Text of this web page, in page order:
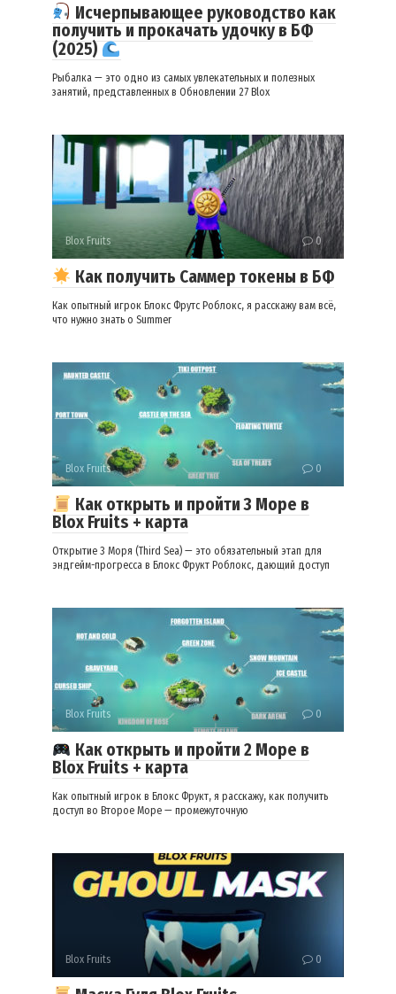
Исчерпывающее руководство как
получить и прокачать удочку в БФ
(2025)
Рыбалка — это одно из самых увлекательных и полезных
занятий, представленных в Обновлении 27 Blox
Blox Fruits 0
Как получить Саммер токены в БФ
Как опытный игрок Блокс Фрутс Роблокс, я расскажу вам всё,
что нужно знать о Summer
Blox Fruits 0
Как открыть и пройти 3 Море в
Blox Fruits + карта
Открытие 3 Моря (Third Sea) — это обязательный этап для
эндгейм-прогресса в Блокс Фрукт Роблокс, дающий доступ
Blox Fruits 0
Как открыть и пройти 2 Море в
Blox Fruits + карта
Как опытный игрок в Блокс Фрукт, я расскажу, как получить
доступ во Второе Море — промежуточную
Blox Fruits 0